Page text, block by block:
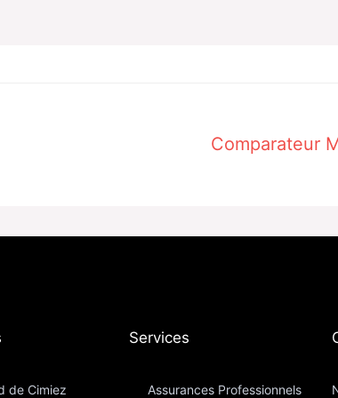
Comparateur
de Cimiez
Services
Assurances Professionnels